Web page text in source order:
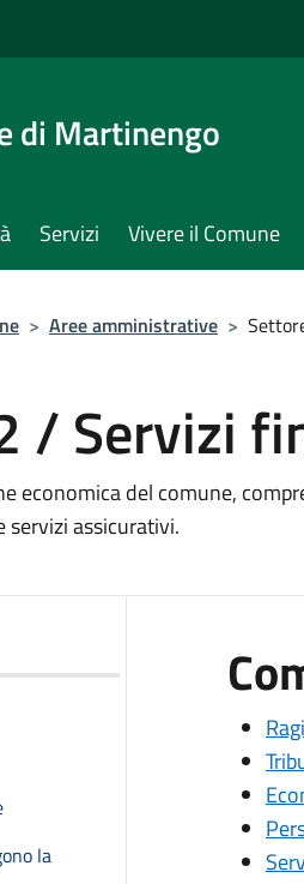
di Martinengo
Servizi Vivere il Comune
> Aree amministrative >
/ Servizi
economica del comune,
servizi assicurativi.
la